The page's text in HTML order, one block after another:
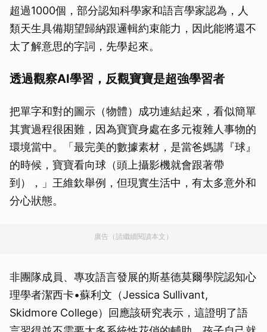
超過1000個，部分認知科學家和語言學家認為，人
類天生具備期望歸納跟邏輯約束能力，因此能將還不
太了解意思的字詞，先學起來。
透過觀察AI學習，反觀寶寶是超強學習者
把單字和對的圖示（物體）成功連結起來，看似簡單
其實過程很困難，因為寶寶身處在多元複雜人事物的
環境當中。「最完美的數據素材，是當爸媽講『球』
的時候，寶寶看向球（頭上攝影機就會跟著帶
到），」王維欽舉例，但現實生活中，有太多意外和
分心狀態。
廣告（請繼續閱讀本文）
非團隊成員、專攻語言發展的斯基德莫爾學院認知心
理學者潔西卡•蘇利文（Jessica Sullivant,
Skidmore College）回應該研究表示，這證明了語